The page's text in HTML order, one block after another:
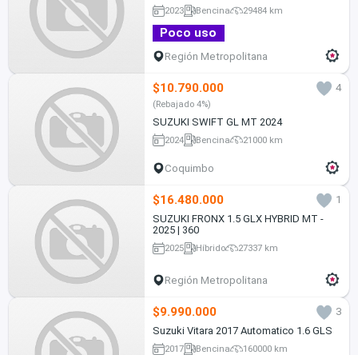
2023 Bencina 29484 km
Poco uso
Región Metropolitana
$10.790.000 4
(Rebajado 4%)
SUZUKI SWIFT GL MT 2024
2024 Bencina 21000 km
Coquimbo
$16.480.000
1
SUZUKI FRONX 1.5 GLX HYBRID MT -
2025 | 360
2025 Híbrido 27337 km
Región Metropolitana
$9.990.000
3
Suzuki Vitara 2017 Automatico 1.6 GLS
2017 Bencina 160000 km